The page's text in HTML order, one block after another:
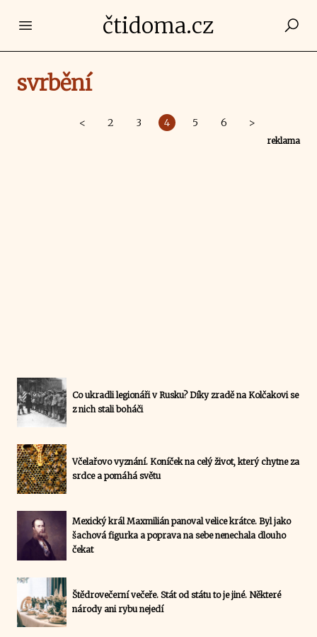
Open main menučtidoma.cz
svrbění
< 2 3 4 5 6 >
reklama
Co ukradli legionáři v Rusku? Díky zradě na Kolčakovi se
z nich stali boháči
Včelařovo vyznání. Koníček na celý život, který chytne za
srdce a pomáhá světu
Mexický král Maxmilián panoval velice krátce. Byl jako
šachová figurka a poprava na sebe nenechala dlouho
čekat
Štědrovečerní večeře. Stát od státu to je jiné. Některé
národy ani rybu nejedí